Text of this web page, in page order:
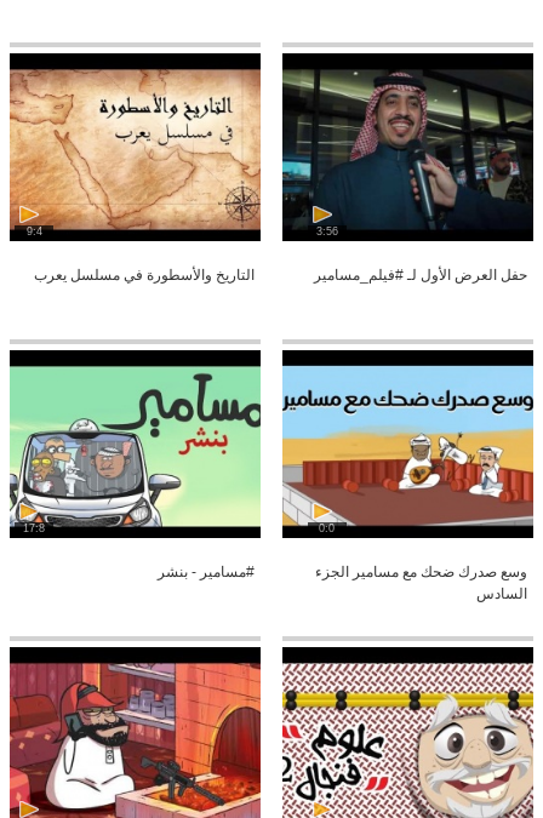
3:56
حفل العرض الأول لـ #فيلم_مسامير
9:4
التاريخ والأسطورة في مسلسل يعرب
0:0
وسع صدرك ضحك مع مسامير الجزء
السادس
17:8
#مسامير - بنشر